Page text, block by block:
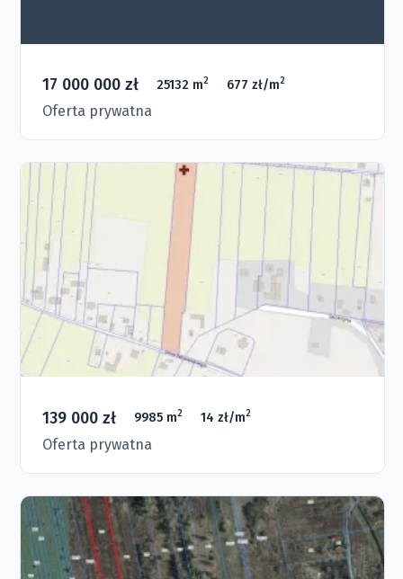
17 000 000 zł 25132 m2 677 zł/m2
Oferta prywatna
139 000 zł 9985 m2 14 zł/m2
Oferta prywatna